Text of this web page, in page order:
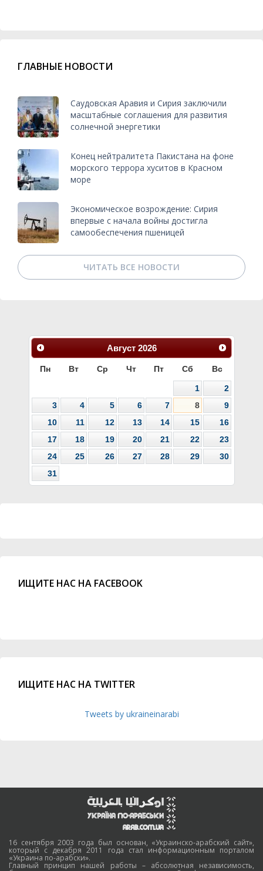
ГЛАВНЫЕ НОВОСТИ
Саудовская Аравия и Сирия заключили
масштабные соглашения для развития
солнечной энергетики
Конец нейтралитета Пакистана на фоне
морского террора хуситов в Красном
море
Экономическое возрождение: Сирия
впервые с начала войны достигла
самообеспечения пшеницей
ЧИТАТЬ ВСЕ НОВОСТИ
Август 2026
Пн Вт Ср Чт Пт Сб Вс
1
2
3
4 5 6 7 8
9
10
11 12 13 14 15
16
17
18 19 20 21 22
23
24
25 26 27 28 29
30
31
ИЩИТЕ НАС НА FACEBOOK
ИЩИТЕ НАС НА TWITTER
Tweets by ukraineinarabi
16 сентября 2003 года был основан, «Украинско-арабский сайт»,
который с декабря 2011 года стал информационным порталом
«Украина по-арабски».
Главный принцип нашей работы – абсолютная независимость,